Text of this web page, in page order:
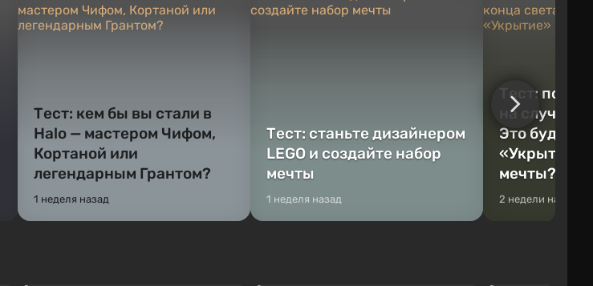
Тест: кем бы вы стали в
Halo — мастером Чифом,
Кортаной или
легендарным Грантом?
1 неделя назад
Тест: станьте дизайнером
LEGO и создайте набор
мечты
1 неделя назад
Тест:
на случай
Это будет
«Укрытие»
мечты?
2 недели назад